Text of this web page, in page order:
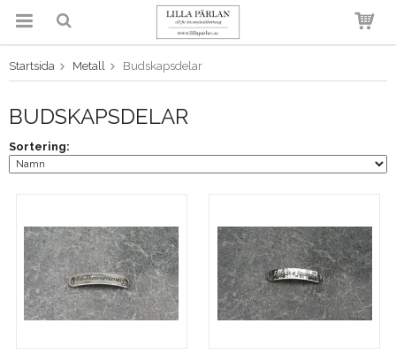
Produkten har blivit tillagd i
varukorgen
Startsida Metall Budskapsdelar
BUDSKAPSDELAR
Sortering: